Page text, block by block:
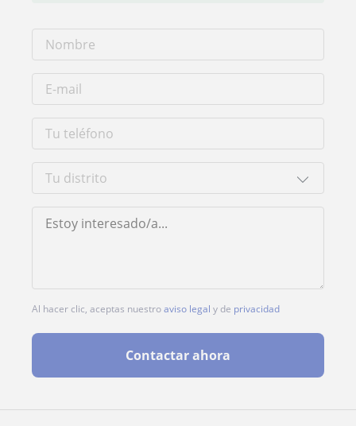
Al hacer clic, aceptas nuestroaviso legal y de privacidad
Contactar ahora